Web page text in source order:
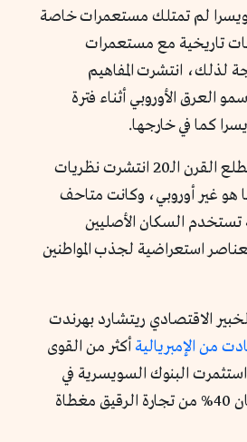
لم تمتلك مستعمرات خاصة
تاريخية مع مستعمرات
لذلك، انتشرت المفاهيم
سمو العرق الأوروبي أثناء فترة
كما في خارجها.
خلال القرن الـ19 ومطلع القرن الـ20 انتشرت نظريات
غير أوروبي، وكانت متاحف
تستخدم السكان الأصليين
استعراضية لجذب المواطنين
الاقتصادي ريتشارد بهرندت
من الإمبريالية أكثر من القوى
البنوك السويسرية في
التجارة الثلاثية، فكان 40% من تجارة الرقيق مغطاة